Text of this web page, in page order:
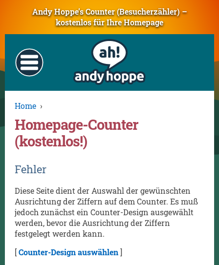
Andy Hoppe’s Counter (Besucherzähler) –
kostenlos für Ihre Homepage
Home ›
Homepage-Counter
(kostenlos!)
Fehler
Diese Seite dient der Auswahl der gewünschten
Ausrichtung der Ziffern auf dem Counter. Es muß
jedoch zunächst ein Counter-Design ausgewählt
werden, bevor die Ausrichtung der Ziffern
festgelegt werden kann.
[Counter-Design auswählen]